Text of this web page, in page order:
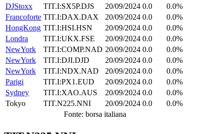
DJStoxx
TIT.I:SX5P.DJS 20/09/2024 0.0
0.0%
Francoforte TIT.I:DAX.DAX 20/09/2024 0.0
0.0%
HongKong TIT.I:HSI.HSN 20/09/2024 0.0
0.0%
Londra
TIT.I:UKX.FSE 20/09/2024 0.0
0.0%
NewYork
TIT.I:COMP.NAD 20/09/2024 0.0
0.0%
NewYork
TIT.I:DJI.DJD 20/09/2024 0.0
0.0%
NewYork
TIT.I:NDX.NAD 20/09/2024 0.0
0.0%
Parigi
TIT.I:PX1.EUD 20/09/2024 0.0
0.0%
Sydney
TIT.I:XAO.AUS 20/09/2024 0.0
0.0%
Tokyo
TIT.N225.NNI 20/09/2024 0.0
0.0%
Fonte: borsa italiana